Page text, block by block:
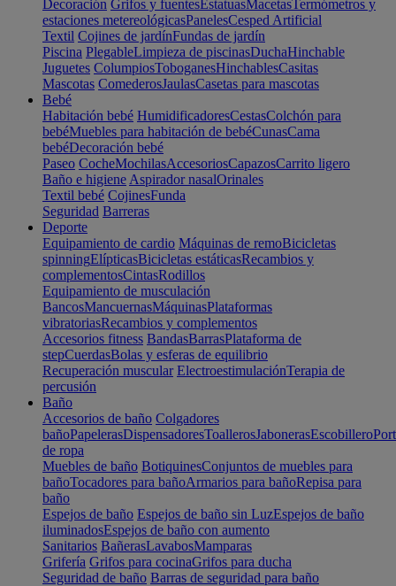
Decoración Grifos y fuentesEstatuasMacetasTermómetros y
estaciones metereológicasPanelesCesped Artificial
Textil Cojines de jardínFundas de jardín
Piscina PlegableLimpieza de piscinasDuchaHinchable
Juguetes ColumpiosToboganesHinchablesCasitas
Mascotas ComederosJaulasCasetas para mascotas
Bebé
Habitación bebé HumidificadoresCestasColchón para
bebéMuebles para habitación de bebéCunasCama
bebéDecoración bebé
Paseo CocheMochilasAccesoriosCapazosCarrito ligero
Baño e higiene Aspirador nasalOrinales
Textil bebé CojinesFunda
Seguridad Barreras
Deporte
Equipamiento de cardio Máquinas de remoBicicletas
spinningElípticasBicicletas estáticasRecambios y
complementosCintasRodillos
Equipamiento de musculación
BancosMancuernasMáquinasPlataformas
vibratoriasRecambios y complementos
Accesorios fitness BandasBarrasPlataforma de
stepCuerdasBolas y esferas de equilibrio
Recuperación muscular ElectroestimulaciónTerapia de
percusión
Baño
Accesorios de baño Colgadores
bañoPapelerasDispensadoresToallerosJabonerasEscobillero
de ropa
Muebles de baño BotiquinesConjuntos de muebles para
bañoTocadores para bañoArmarios para bañoRepisa para
baño
Espejos de baño Espejos de baño sin LuzEspejos de baño
iluminadosEspejos de baño con aumento
Sanitarios BañerasLavabosMamparas
Grifería Grifos para cocinaGrifos para ducha
Seguridad de baño Barras de seguridad para baño